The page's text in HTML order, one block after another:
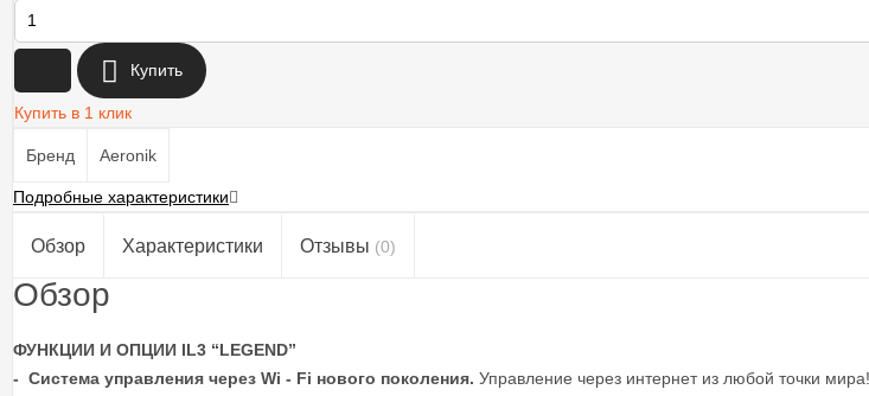
Купить
Купить в 1 клик
Бренд Aeronik
Подробные характеристики
Обзор Характеристики Отзывы (0)
Обзор
ФУНКЦИИ И ОПЦИИ IL3 “LEGEND”
- Система управления через Wi - Fi нового поколения. Управление через интернет из любой точки